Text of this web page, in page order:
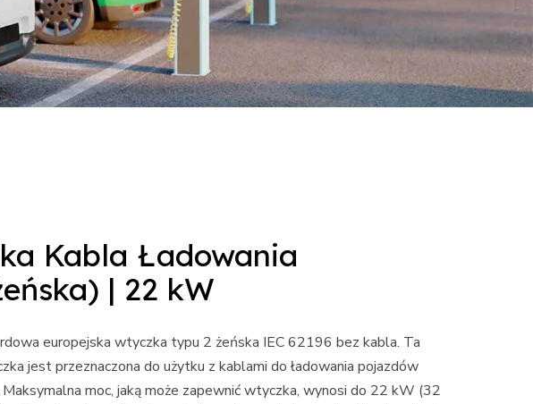
Kabla Ładowania
| 22 kW
europejska wtyczka typu 2 żeńska ‎IEC 62196 bez kabla. Ta
jest przeznaczona do użytku z kablami do ładowania pojazdów
moc, jaką może zapewnić wtyczka, wynosi do 22 kW (32